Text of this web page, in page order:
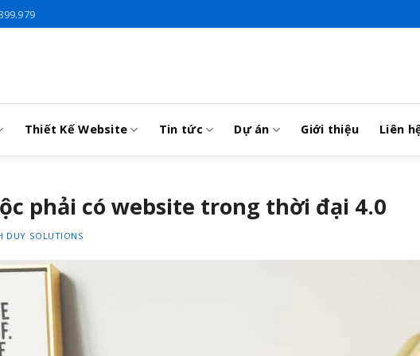
Thiết Kế Website Tin tức Dự án Giới thiệu Liên
phải có website trong thời đại 4.0
DUY SOLUTIONS